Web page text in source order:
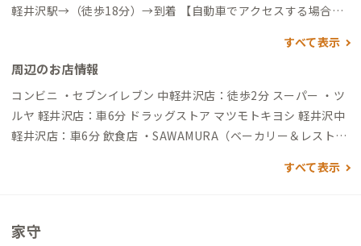
軽井沢駅→（徒歩18分）→到着 【自動車でアクセスする場合】
分）→到着 ▼碓氷軽井沢ICから →（一般道25分）→到着
すべて表示
周辺のお店情報
コンビニ ・セブンイレブン 中軽井沢店：徒歩2分 スーパー ・ツ
ルヤ 軽井沢店：車6分 ドラッグストア マツモトキヨシ 軽井沢中
軽井沢店：車6分 飲食店 ・SAWAMURA（ベーカリー＆レストラ
レストラン等）：徒歩9分 ・石の教会 内村鑑三記念堂：徒歩5分
すべて表示
家守